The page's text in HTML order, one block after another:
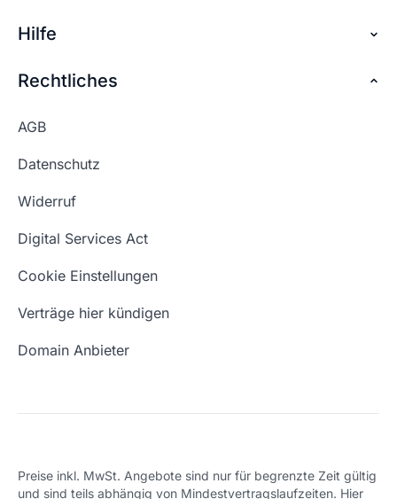
Partnerprogramm
Impressum
Blog
Domain reservieren
Domain sichern
Hilfe
FAQ + Hilfe
Premium Services
Webhosting-Lexikon
Whois Domain
Was ist eine Domain?
Domain Umzug
Wie ist meine IP?
Email Adresse erstellen
Rechtliches
AGB
Datenschutz
Widerruf
Digital Services Act
Cookie Einstellungen
Verträge hier kündigen
Domain Anbieter
Preise inkl. MwSt. Angebote sind nur für begrenzte Zeit gültig
und sind teils abhängig von Mindestvertragslaufzeiten. Hier